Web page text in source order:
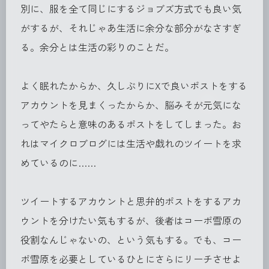
別に、服を全て同じにするジョブズ方式でも良い気
がするが、それじゃあ生活に余分な部分がなさすぎ
る。余分とは生活の彩りのことだ。
よく眠れたからか、久しぶりにXで良いポストをする
アカウントを見まくったからか、脳みそが元気にな
ってやたらと意味のあるポストをしてしまった。お
れはマイクロブログには生活や戯れのツイートを求
めているのに……
ツイートするアカウントと思弁的ポストをするアカ
ウントを分けたい気もするが、後者はコーポ雪原の
役割なんじゃないの、という気もする。でも、コー
ポ雪原を必要としているひとにさらにリーチさせよ